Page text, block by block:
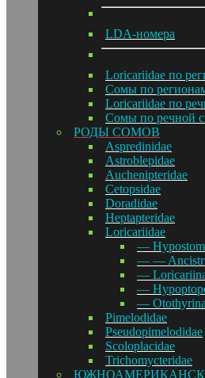
LDA-номера
Loricariidae по
Сомы по
Loricariidae по
Сомы по речной
РОДЫ СОМОВ
Aspredinidae
Astroblepidae
Auchenipteridae
Cetopsidae
Doradidae
Heptapteridae
Loricariidae
—
— —
—
—
—
Pimelodidae
Pseudopimelodidae
Scoloplacidae
Trichomycteridae